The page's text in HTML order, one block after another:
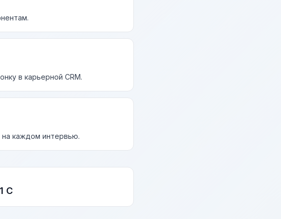
в карьерной CRM.
на каждом интервью.
С